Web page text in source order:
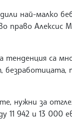
най-малко
право Алексис
тенденция са
нужни за
11 942 и 13 000